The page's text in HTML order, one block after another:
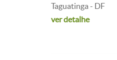
Taguatinga - DF
ver detalhe